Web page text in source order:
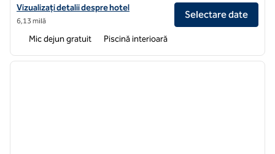
Vizualizați detaliile hotelului Hampton Inn & Suites Washington DC
Vizualizați detalii despre hotel
6,13 milă
Selectare date
Mic dejun gratuit Piscină interioară
1 din 12